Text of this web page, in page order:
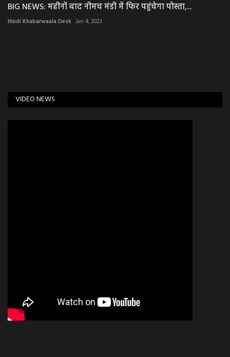
BIG NEWS: महीनों बाद नीमच मंडी में फिर पहुंचेगा पोस्ता,...
Hindi Khabarwaala Desk Jan 4, 2023
VIDEO NEWS